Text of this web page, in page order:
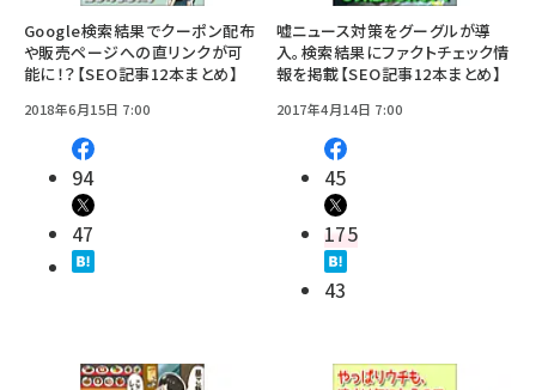
Google検索結果でクーポン配布
や販売ページへの直リンクが可
能に！？【SEO記事12本まとめ】
2018年6月15日 7:00
94
47
嘘ニュース対策をグーグルが導
入。検索結果にファクトチェック情
報を掲載【SEO記事12本まとめ】
2017年4月14日 7:00
45
175
43